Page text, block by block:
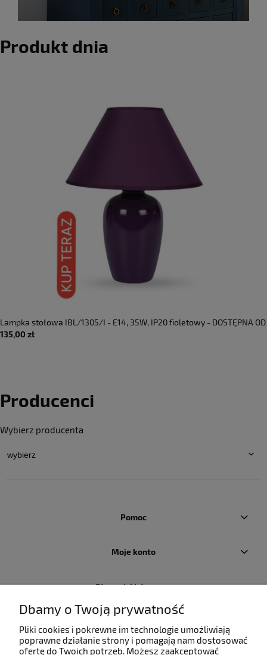
Produkt dnia
Lampka stołowa IBL/1305/I - E14, 35W, IP20 fioletowy - DOSTĘPNA OD
RĘKI
135,00 zł
Producenci
Wybierz producenta
Pomoc
Moje konto
Płatności i dostawa
Dbamy o Twoją prywatność
Pliki cookies i pokrewne im technologie umożliwiają
poprawne działanie strony i pomagają nam dostosować
ofertę do Twoich potrzeb. Możesz zaakceptować